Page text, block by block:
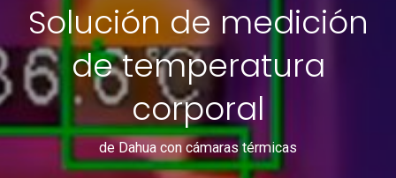
Solución de medición
de temperatura
corporal
de Dahua con cámaras térmicas